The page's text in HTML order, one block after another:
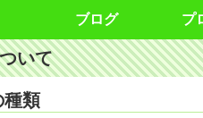
ブログ プ
いて
種類